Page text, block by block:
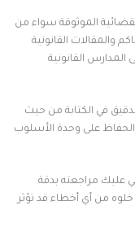
الموثوقة سواء من
والمقالات القانونية
القانونية
في الكتابة من حيث
والحفاظ على وحدة الأسلوب
عليك مراجعته بدقة
من أي أخطاء قد تؤثر